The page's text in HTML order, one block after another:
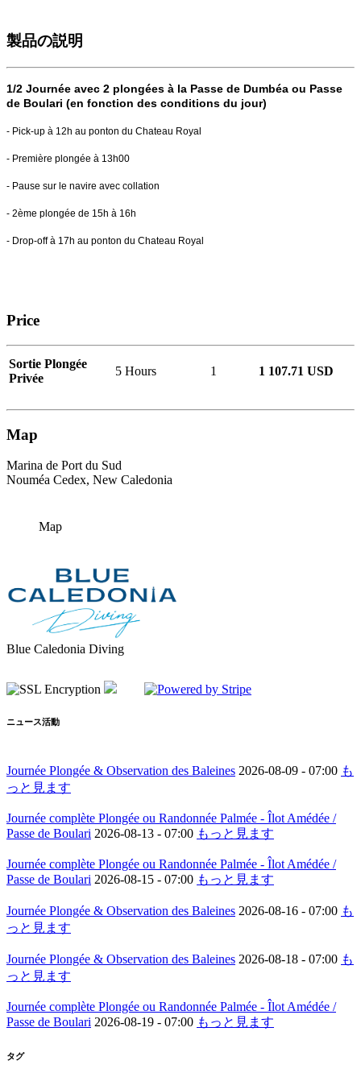
製品の説明
1/2 Journée avec 2 plongées à la Passe de Dumbéa ou Passe
de Boulari (en fonction des conditions du jour)
- Pick-up à 12h au ponton du Chateau Royal
- Première plongée à 13h00
- Pause sur le navire avec collation
- 2ème plongée de 15h à 16h
- Drop-off à 17h au ponton du Chateau Royal
Price
Sortie Plongée
Privée
5 Hours 1 1 107.71 USD
Map
Marina de Port du Sud
Nouméa Cedex, New Caledonia
Map
Blue Caledonia Diving
ニュース活動
Journée Plongée & Observation des Baleines 2026-08-09 - 07:00 も
っと見ます
Journée complète Plongée ou Randonnée Palmée - Îlot Amédée /
Passe de Boulari 2026-08-13 - 07:00 もっと見ます
Journée complète Plongée ou Randonnée Palmée - Îlot Amédée /
Passe de Boulari 2026-08-15 - 07:00 もっと見ます
Journée Plongée & Observation des Baleines 2026-08-16 - 07:00 も
っと見ます
Journée Plongée & Observation des Baleines 2026-08-18 - 07:00 も
っと見ます
Journée complète Plongée ou Randonnée Palmée - Îlot Amédée /
Passe de Boulari 2026-08-19 - 07:00 もっと見ます
タグ